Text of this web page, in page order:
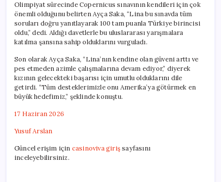
Olimpiyat sürecinde Copernicus sınavının kendileri için çok
önemli olduğunu belirten Ayça Saka, “Lina bu sınavda tüm
soruları doğru yanıtlayarak 100 tam puanla Türkiye birincisi
oldu,” dedi. Aldığı davetlerle bu uluslararası yarışmalara
katılma şansına sahip olduklarını vurguladı.
Son olarak Ayça Saka, “Lina’nın kendine olan güveni arttı ve
pes etmeden azimle çalışmalarına devam ediyor,” diyerek
kızının gelecekteki başarısı için umutlu olduklarını dile
getirdi. “Tüm desteklerimizle onu Amerika’ya götürmek en
büyük hedefimiz,” şeklinde konuştu.
17 Haziran 2026
Yusuf Arslan
Güncel erişim için casinoviva girişsayfasını
inceleyebilirsiniz.